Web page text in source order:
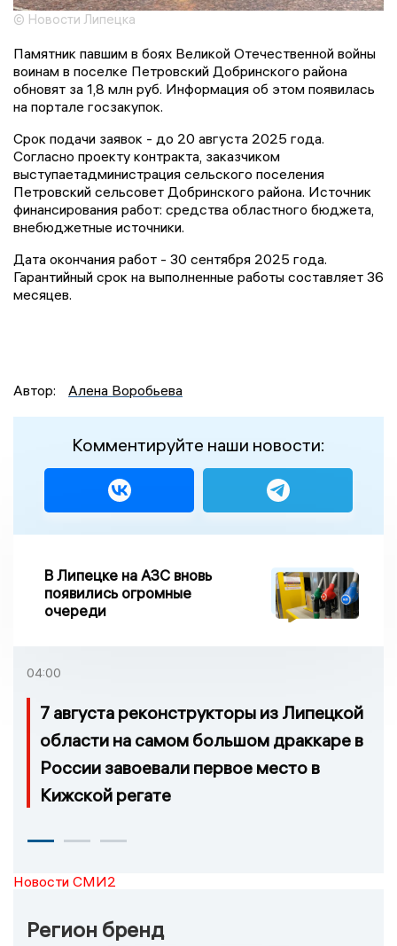
© Новости Липецка
Памятник павшим в боях Великой Отечественной войны
воинам в поселке Петровский Добринского района
обновят за 1,8 млн руб. Информация об этом появилась
на портале госзакупок.
Срок подачи заявок - до 20 августа 2025 года.
Согласно проекту контракта, заказчиком
выступаетадминистрация сельского поселения
Петровский сельсовет Добринского района. Источник
финансирования работ: средства областного бюджета,
внебюджетные источники.
Дата окончания работ - 30 сентября 2025 года.
Гарантийный срок на выполненные работы составляет 36
месяцев.
Автор: Алена Воробьева
Комментируйте наши новости:
В Липецке на АЗС вновь
появились огромные
очереди
04:00
7 августа реконструкторы из Липецкой
области на самом большом драккаре в
России завоевали первое место в
Кижской регате
Новости СМИ2
Регион бренд